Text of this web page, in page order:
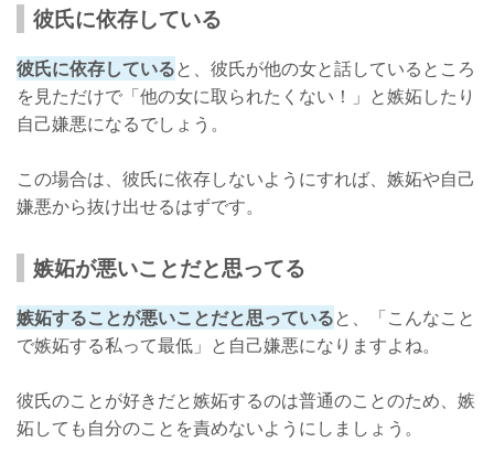
彼氏に依存している
彼氏に依存していると、彼氏が他の女と話しているところ
を見ただけで「他の女に取られたくない！」と嫉妬したり
自己嫌悪になるでしょう。
この場合は、彼氏に依存しないようにすれば、嫉妬や自己
嫌悪から抜け出せるはずです。
嫉妬が悪いことだと思ってる
嫉妬することが悪いことだと思っていると、「こんなこと
で嫉妬する私って最低」と自己嫌悪になりますよね。
彼氏のことが好きだと嫉妬するのは普通のことのため、嫉
妬しても自分のことを責めないようにしましょう。